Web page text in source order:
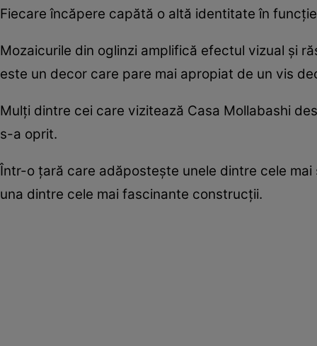
Fiecare încăpere capătă o altă identitate în
Mozaicurile din oglinzi amplifică efectul vizual și
este un decor care pare mai apropiat de un vis
Mulți dintre cei care vizitează Casa Mollabashi
s-a oprit.
Într-o țară care adăpostește unele dintre cele
una dintre cele mai fascinante construcții.